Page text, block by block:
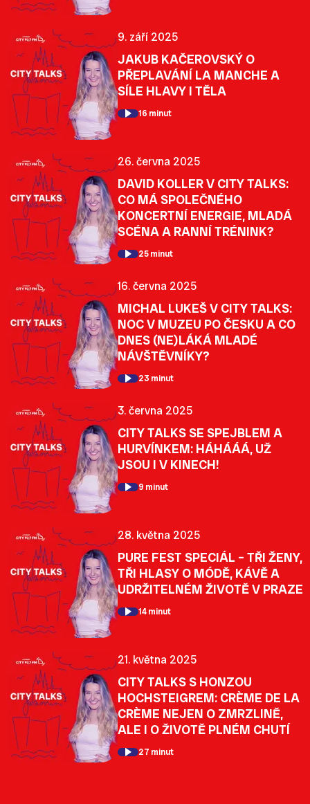
9. září 2025
JAKUB KAČEROVSKÝ O
PŘEPLAVÁNÍ LA MANCHE A
SÍLE HLAVY I TĚLA
16 minut
26. června 2025
DAVID KOLLER V CITY TALKS:
CO MÁ SPOLEČNÉHO
KONCERTNÍ ENERGIE, MLADÁ
SCÉNA A RANNÍ TRÉNINK?
25 minut
16. června 2025
MICHAL LUKEŠ V CITY TALKS:
NOC V MUZEU PO ČESKU A CO
DNES (NE)LÁKÁ MLADÉ
NÁVŠTĚVNÍKY?
23 minut
3. června 2025
CITY TALKS SE SPEJBLEM A
HURVÍNKEM: HÁHÁÁÁ, UŽ
JSOU I V KINECH!
9 minut
28. května 2025
PURE FEST SPECIÁL – TŘI ŽENY,
TŘI HLASY O MÓDĚ, KÁVĚ A
UDRŽITELNÉM ŽIVOTĚ V PRAZE
14 minut
21. května 2025
CITY TALKS S HONZOU
HOCHSTEIGREM: CRÈME DE LA
CRÈME NEJEN O ZMRZLINĚ,
ALE I O ŽIVOTĚ PLNÉM CHUTÍ
27 minut